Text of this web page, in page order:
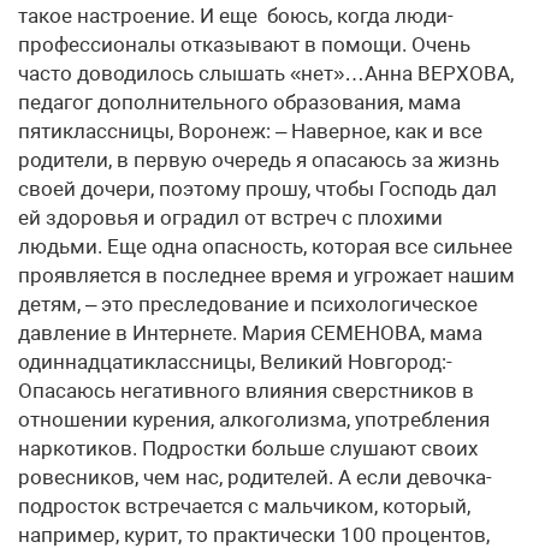
такое настроение. И еще боюсь, когда люди-
профессионалы отказывают в помощи. Очень
часто доводилось слышать «нет»…Анна ВЕРХОВА,
педагог дополнительного образования, мама
пятиклассницы, Воронеж: – Наверное, как и все
родители, в первую очередь я опасаюсь за жизнь
своей дочери, поэтому прошу, чтобы Господь дал
ей здоровья и оградил от встреч с плохими
людьми. Еще одна опасность, которая все сильнее
проявляется в последнее время и угрожает нашим
детям, – это преследование и психологическое
давление в Интернете. Мария СЕМЕНОВА, мама
одиннадцатиклассницы, Великий Новгород:-
Опасаюсь негативного влияния сверстников в
отношении курения, алкоголизма, употребления
наркотиков. Подростки больше слушают своих
ровесников, чем нас, родителей. А если девочка-
подросток встречается с мальчиком, который,
например, курит, то практически 100 процентов,